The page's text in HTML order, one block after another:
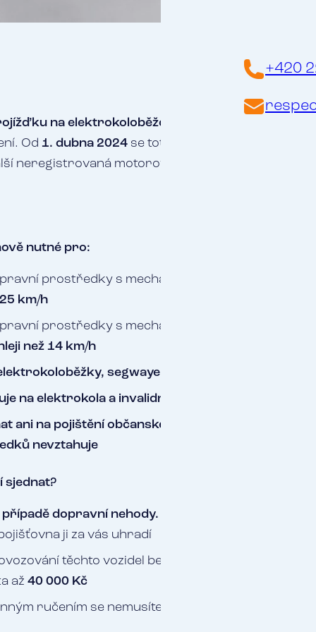
+420
na elektrokoloběžce?
Od 1. dubna 2024 se totiž mění pravidla a pro
neregistrovaná motorová vozidla, bude povinné
nutné pro:
prostředky s mechanickým pohonem a
km/h
prostředky s mechanickým pohonem, které
než 14 km/h
segwaye, longboardy, golfové
na elektrokola a invalidní vozíky
ani na pojištění občanské odpovědnosti, na
nevztahuje
sjednat?
dopravní nehody.
ji za vás uhradí
těchto vozidel bez povinného ručení je
až 40 000 Kč
ručením se nemusíte bát, že v případě